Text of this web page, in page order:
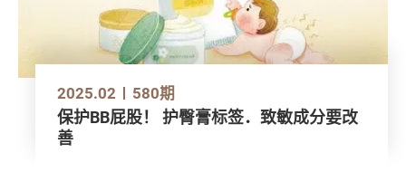
2025.02 580期
保护BB屁股！ 护臀膏标签．致敏成分要改
善